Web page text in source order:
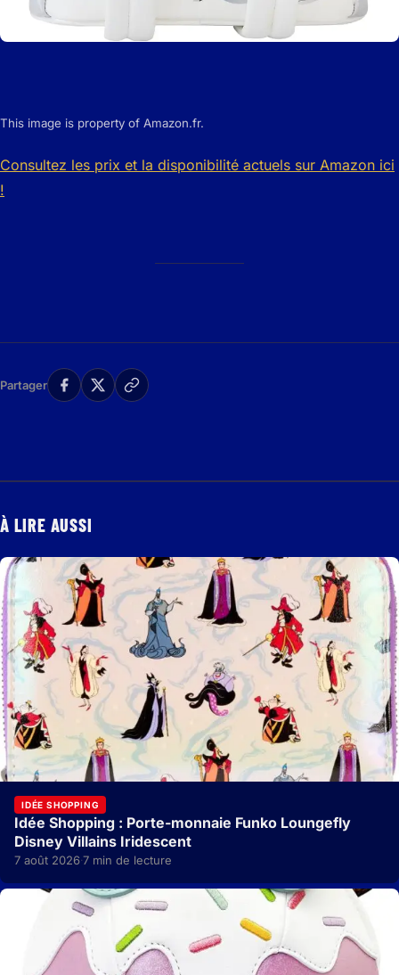
This image is property of Amazon.fr.
Consultez les prix et la disponibilité actuels sur Amazon ici
!
Partager
À LIRE AUSSI
IDÉE SHOPPING
Idée Shopping : Porte-monnaie Funko Loungefly
Disney Villains Iridescent
7 août 2026·7 min de lecture